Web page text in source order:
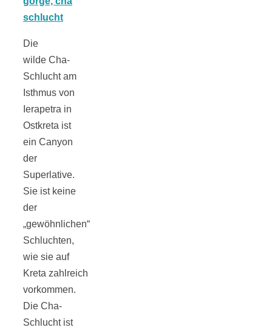
Die
wilde Cha-
Schlucht am
Isthmus von
Ierapetra in
Ostkreta ist
ein Canyon
der
Superlative.
Sie ist keine
der
„gewöhnlichen“
Schluchten,
wie sie auf
Kreta zahlreich
vorkommen.
Die Cha-
Schlucht ist